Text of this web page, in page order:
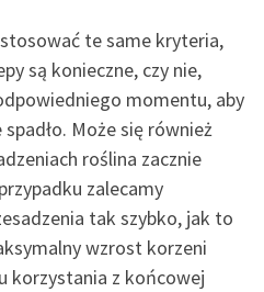
te same kryteria,
są konieczne, czy nie,
momentu, aby
Może się również
roślina zacznie
zalecamy
tak szybko, jak to
wzrost korzeni
korzystania z końcowej